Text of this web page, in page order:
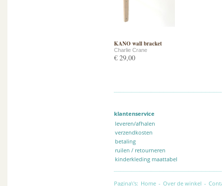
KANO wall bracket
Charlie Crane
€ 29,00
klantenservice
leveren/afhalen
verzendkosten
betaling
ruilen / retourneren
kinderkleding maattabel
Pagina\'s: Home - Over de winkel -